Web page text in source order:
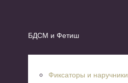
БДСМ и Фетиш
Фиксаторы и наручники